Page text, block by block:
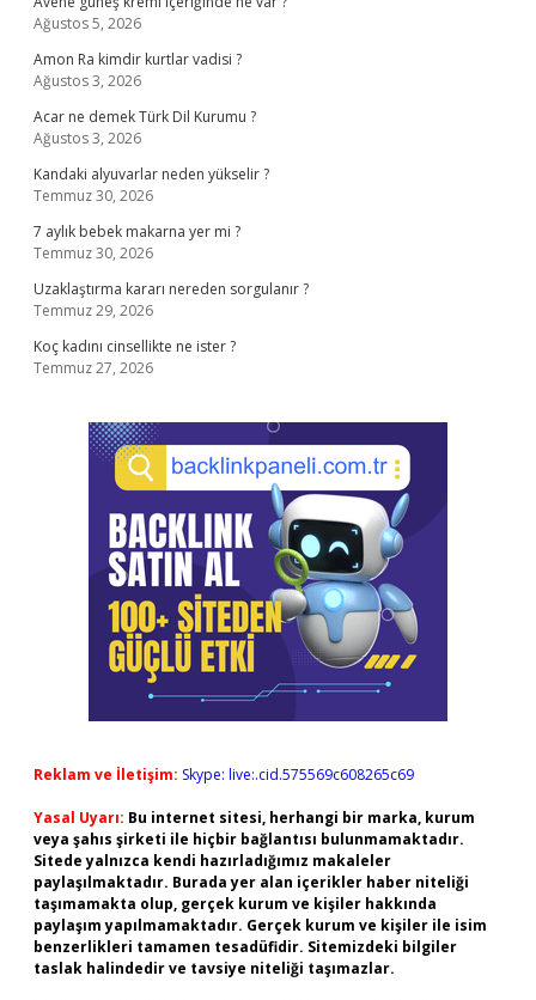
Ağustos 5, 2026
Amon Ra kimdir kurtlar vadisi ?
Ağustos 3, 2026
Acar ne demek Türk Dil Kurumu ?
Ağustos 3, 2026
Kandaki alyuvarlar neden yükselir ?
Temmuz 30, 2026
7 aylık bebek makarna yer mi ?
Temmuz 30, 2026
Uzaklaştırma kararı nereden sorgulanır ?
Temmuz 29, 2026
Koç kadını cinsellikte ne ister ?
Temmuz 27, 2026
Reklam ve İletişim: Skype: live:.cid.575569c608265c69
Yasal Uyarı: Bu internet sitesi, herhangi bir marka, kurum
veya şahıs şirketi ile hiçbir bağlantısı bulunmamaktadır.
Sitede yalnızca kendi hazırladığımız makaleler
paylaşılmaktadır. Burada yer alan içerikler haber niteliği
taşımamakta olup, gerçek kurum ve kişiler hakkında
paylaşım yapılmamaktadır. Gerçek kurum ve kişiler ile isim
benzerlikleri tamamen tesadüfidir. Sitemizdeki bilgiler
taslak halindedir ve tavsiye niteliği taşımazlar.